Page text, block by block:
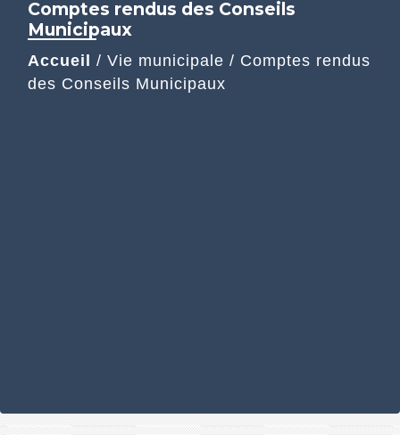
Comptes rendus des Conseils
Municipaux
Accueil / Vie municipale / Comptes rendus
des Conseils Municipaux